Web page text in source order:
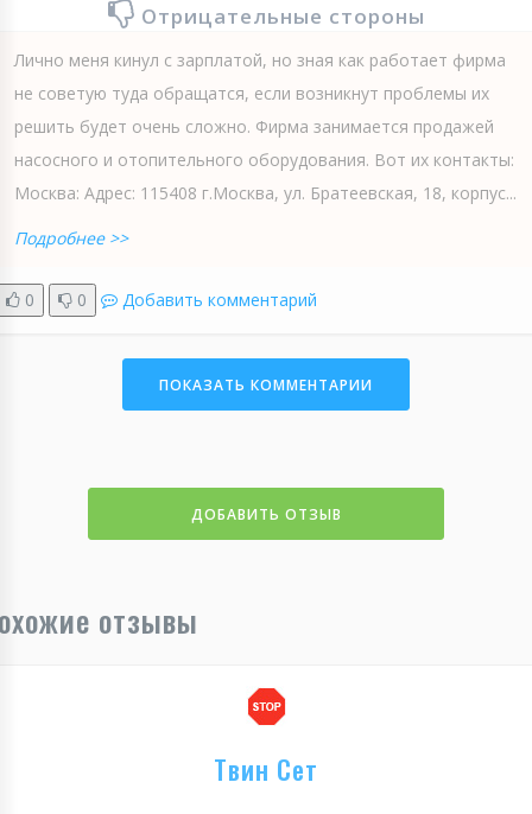
Отрицательные стороны
Лично меня кинул с зарплатой, но зная как работает фирма
не советую туда обращатся, если возникнут проблемы их
решить будет очень сложно. Фирма занимается продажей
насосного и отопительного оборудования. Вот их контакты:
Москва: Адрес: 115408 г.Москва, ул. Братеевская, 18, корпус...
Подробнее >>
0 0 Добавить комментарий
ПОКАЗАТЬ КОММЕНТАРИИ
ДОБАВИТЬ ОТЗЫВ
отзывы
Твин Сет